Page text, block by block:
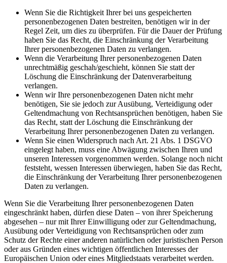
Wenn Sie die Richtigkeit Ihrer bei uns gespeicherten
personenbezogenen Daten bestreiten, benötigen wir in der
Regel Zeit, um dies zu überprüfen. Für die Dauer der Prüfung
haben Sie das Recht, die Einschränkung der Verarbeitung
Ihrer personenbezogenen Daten zu verlangen.
Wenn die Verarbeitung Ihrer personenbezogenen Daten
unrechtmäßig geschah/geschieht, können Sie statt der
Löschung die Einschränkung der Datenverarbeitung
verlangen.
Wenn wir Ihre personenbezogenen Daten nicht mehr
benötigen, Sie sie jedoch zur Ausübung, Verteidigung oder
Geltendmachung von Rechtsansprüchen benötigen, haben Sie
das Recht, statt der Löschung die Einschränkung der
Verarbeitung Ihrer personenbezogenen Daten zu verlangen.
Wenn Sie einen Widerspruch nach Art. 21 Abs. 1 DSGVO
eingelegt haben, muss eine Abwägung zwischen Ihren und
unseren Interessen vorgenommen werden. Solange noch nicht
feststeht, wessen Interessen überwiegen, haben Sie das Recht,
die Einschränkung der Verarbeitung Ihrer personenbezogenen
Daten zu verlangen.
Wenn Sie die Verarbeitung Ihrer personenbezogenen Daten
eingeschränkt haben, dürfen diese Daten – von ihrer Speicherung
abgesehen – nur mit Ihrer Einwilligung oder zur Geltendmachung,
Ausübung oder Verteidigung von Rechtsansprüchen oder zum
Schutz der Rechte einer anderen natürlichen oder juristischen Person
oder aus Gründen eines wichtigen öffentlichen Interesses der
Europäischen Union oder eines Mitgliedstaats verarbeitet werden.